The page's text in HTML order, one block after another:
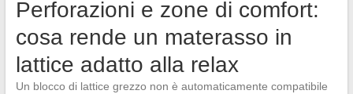
Perforazioni e zone di comfort:
cosa rende un materasso in
lattice adatto alla relax
Un blocco di lattice grezzo non è automaticamente compatibile